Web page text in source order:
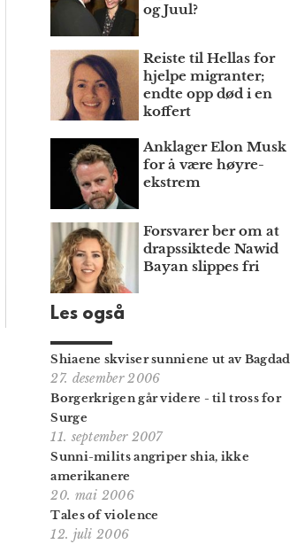
og Juul?
Reiste til Hellas for
hjelpe migranter;
endte opp død i en
koffert
Anklager Elon Musk
for å være høyre­
ekstrem
Forsvarer ber om at
draps­siktede Nawid
Bayan slippes fri
Les også
Shiaene skviser sunniene ut av Bagdad
27. desember 2006
Borgerkrigen går videre - til tross for
Surge
11. september 2007
Sunni-milits angriper shia, ikke
amerikanere
20. mai 2006
Tales of violence
12. juli 2006